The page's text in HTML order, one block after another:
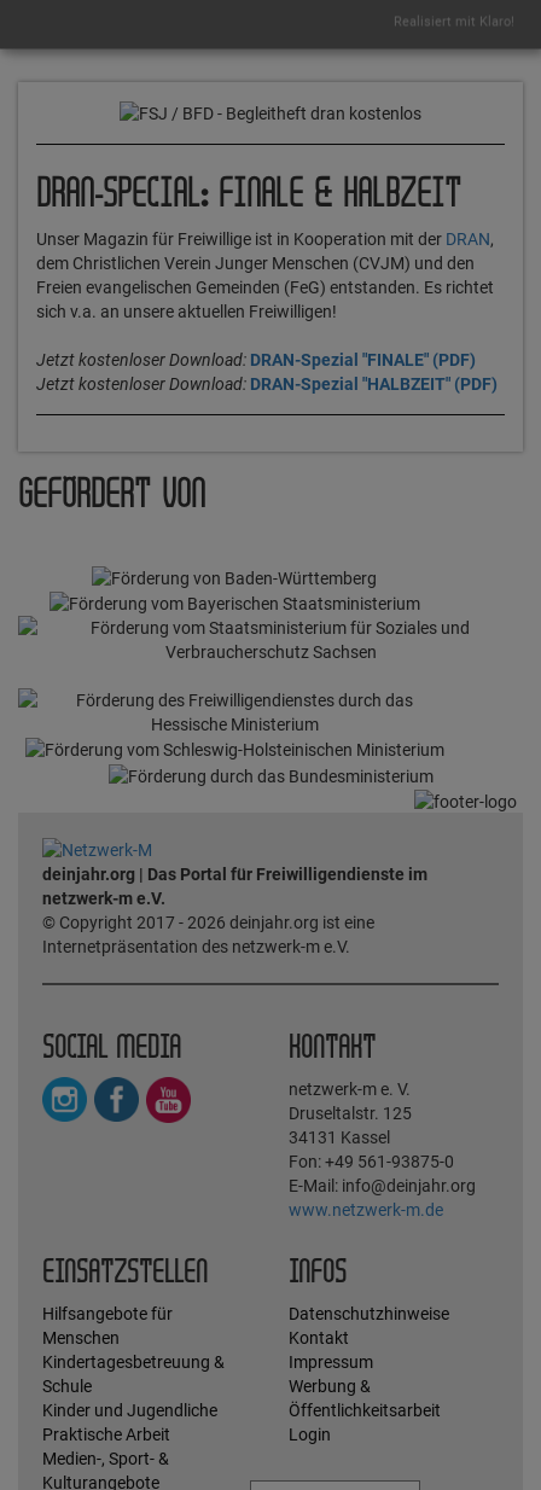
DRAN-SPECIAL: FINALE & HALBZEIT
Unser Magazin für Freiwillige ist in Kooperation mit der DRAN,
dem Christlichen Verein Junger Menschen (CVJM) und den
Freien evangelischen Gemeinden (FeG) entstanden. Es richtet
sich v.a. an unsere aktuellen Freiwilligen!
Jetzt kostenloser Download: DRAN-Spezial "FINALE" (PDF)
Jetzt kostenloser Download: DRAN-Spezial "HALBZEIT" (PDF)
GEFÖRDERT VON
deinjahr.org | Das Portal für Freiwilligendienste im
netzwerk-m e.V.
© Copyright 2017 - 2026 deinjahr.org ist eine
Internetpräsentation des netzwerk-m e.V.
SOCIAL MEDIA KONTAKT
netzwerk-m e. V.
Druseltalstr. 125
34131 Kassel
Fon: +49 561-93875-0
E-Mail: info@deinjahr.org
www.netzwerk-m.de
EINSATZSTELLEN
Hilfsangebote für
Menschen
Kindertagesbetreuung &
Schule
Kinder und Jugendliche
Praktische Arbeit
Medien-, Sport- &
Kulturangebote
INFOS
Datenschutzhinweise
Kontakt
Impressum
Werbung &
Öffentlichkeitsarbeit
Login
Realisiert mit Klaro!